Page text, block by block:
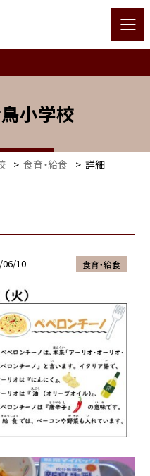
小学校
> 食育・給食 > 詳細
06/10 食育・給食